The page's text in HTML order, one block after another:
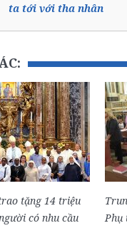
ta tới với tha nhân
tặng 14 triệu
có nhu cầu
Phụ